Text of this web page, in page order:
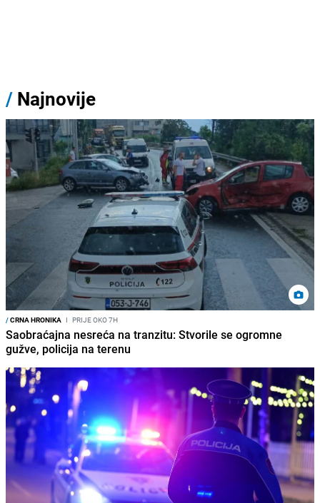
/ Najnovije
/CRNA HRONIKA I PRIJE OKO 7H
Saobraćajna nesreća na tranzitu: Stvorile se ogromne
gužve, policija na terenu